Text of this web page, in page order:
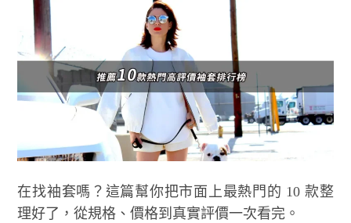
在找袖套嗎？這篇幫你把市面上最熱門的 10 款整
理好了，從規格、價格到真實評價一次看完。